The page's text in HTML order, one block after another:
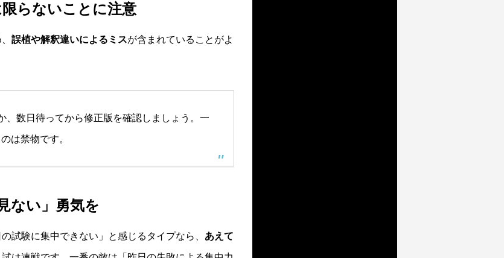
限らないことに注意
誤植や解釈違いによるミスが含まれていることがよ
、数日待ってから修正版を確認しましょう。一
は禁物です。
ない」勇気を
試験に集中できない」と感じるタイプなら、 あえて